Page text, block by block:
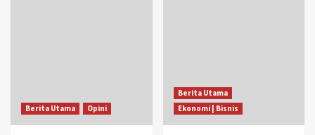
Berita Utama Opini
Berita Utama
Ekonomi | Bisnis